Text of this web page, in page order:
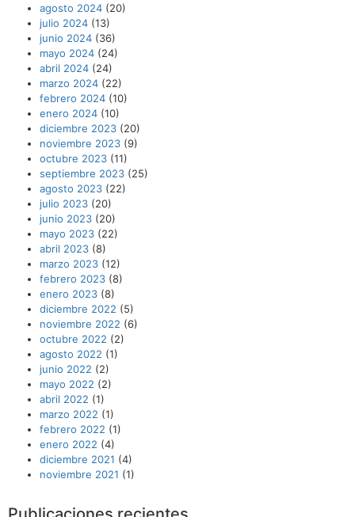
agosto 2024 (20)
julio 2024 (13)
junio 2024 (36)
mayo 2024 (24)
abril 2024 (24)
marzo 2024 (22)
febrero 2024 (10)
enero 2024 (10)
diciembre 2023 (20)
noviembre 2023 (9)
octubre 2023 (11)
septiembre 2023 (25)
agosto 2023 (22)
julio 2023 (20)
junio 2023 (20)
mayo 2023 (22)
abril 2023 (8)
marzo 2023 (12)
febrero 2023 (8)
enero 2023 (8)
diciembre 2022 (5)
noviembre 2022 (6)
octubre 2022 (2)
agosto 2022 (1)
junio 2022 (2)
mayo 2022 (2)
abril 2022 (1)
marzo 2022 (1)
febrero 2022 (1)
enero 2022 (4)
diciembre 2021 (4)
noviembre 2021 (1)